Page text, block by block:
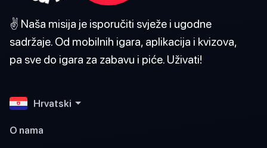
✌️ Naša misija je isporučiti svježe i ugodne
sadržaje. Od mobilnih igara, aplikacija i kvizova,
pa sve do igara za zabavu i piće. Uživati!
Hrvatski
O nama